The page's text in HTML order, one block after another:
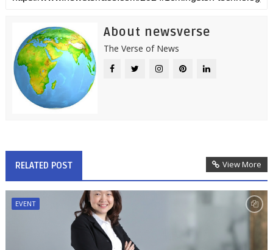
About newsverse
The Verse of News
RELATED POST View More
EVENT